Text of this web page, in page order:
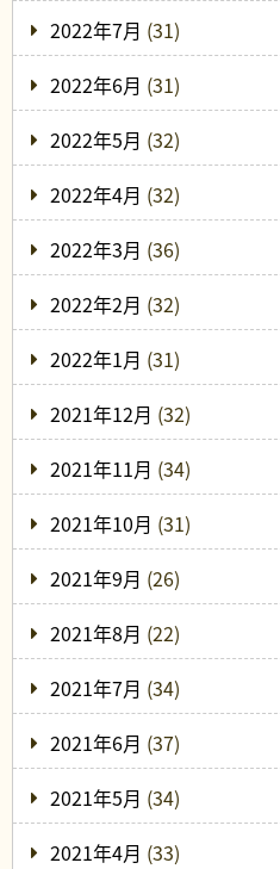
2022年7月 (31)
2022年6月 (31)
2022年5月 (32)
2022年4月 (32)
2022年3月 (36)
2022年2月 (32)
2022年1月 (31)
2021年12月 (32)
2021年11月 (34)
2021年10月 (31)
2021年9月 (26)
2021年8月 (22)
2021年7月 (34)
2021年6月 (37)
2021年5月 (34)
2021年4月 (33)